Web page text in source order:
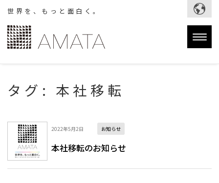
世界を、もっと面白く。
タグ: 本社移転
2022年5月2日 お知らせ
本社移転のお知らせ